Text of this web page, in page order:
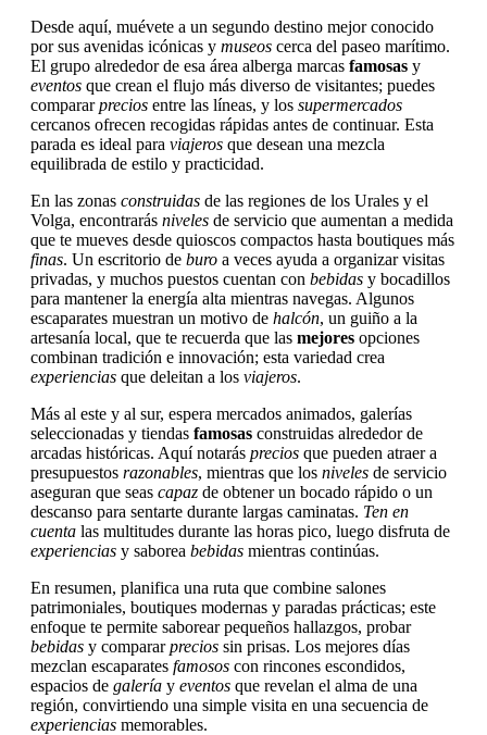
Desde aquí, muévete a un segundo destino mejor conocido
por sus avenidas icónicas y museos cerca del paseo marítimo.
El grupo alrededor de esa área alberga marcas famosas y
eventos que crean el flujo más diverso de visitantes; puedes
compararprecios entre las líneas, y los supermercados
cercanos ofrecen recogidas rápidas antes de continuar. Esta
parada es ideal para viajeros que desean una mezcla
equilibrada de estilo y practicidad.
En las zonas construidas de las regiones de los Urales y el
Volga, encontrarás niveles de servicio que aumentan a medida
que te mueves desde quioscos compactos hasta boutiques más
finas. Un escritorio de buro a veces ayuda a organizar visitas
privadas, y muchos puestos cuentan con bebidas y bocadillos
para mantener la energía alta mientras navegas. Algunos
escaparates muestran un motivo de halcón, un guiño a la
artesanía local, que te recuerda que las mejores opciones
combinan tradición e innovación; esta variedad crea
experiencias que deleitan a los viajeros.
Más al este y al sur, espera mercados animados, galerías
seleccionadas y tiendas famosas construidas alrededor de
arcadas históricas. Aquí notarás precios que pueden atraer a
presupuestos razonables, mientras que los niveles de servicio
aseguran que seas capaz de obtener un bocado rápido o un
descanso para sentarte durante largas caminatas. Ten en
cuenta las multitudes durante las horas pico, luego disfruta de
experiencias y saborea bebidas mientras continúas.
En resumen, planifica una ruta que combine salones
patrimoniales, boutiques modernas y paradas prácticas; este
enfoque te permite saborear pequeños hallazgos, probar
bebidas y compararprecios sin prisas. Los mejores días
mezclan escaparates famosos con rincones escondidos,
espacios de galería y eventos que revelan el alma de una
región, convirtiendo una simple visita en una secuencia de
experiencias memorables.